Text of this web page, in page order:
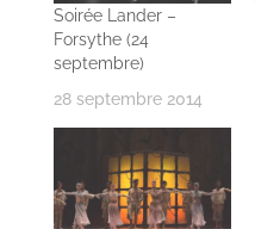
Soirée Lander –
Forsythe (24
septembre)
28 septembre 2014